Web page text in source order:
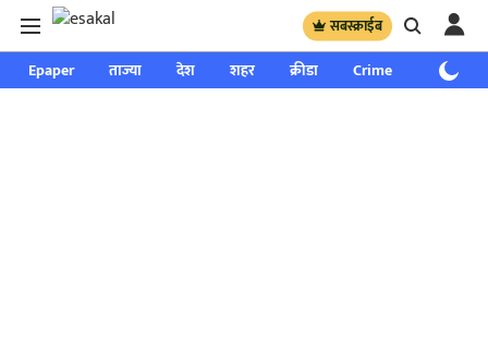
सबस्क्राईब
Epaper ताज्या देश शहर क्रीडा Crime साप्ताहिक